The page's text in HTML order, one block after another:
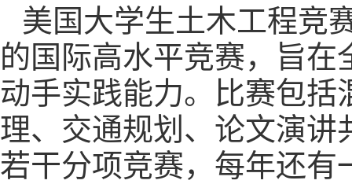
美国大学生土木工程竞
的国际高水平竞赛，旨
动手实践能力。比赛包
理、交通规划、论文演讲
若干分项竞赛，每年还有